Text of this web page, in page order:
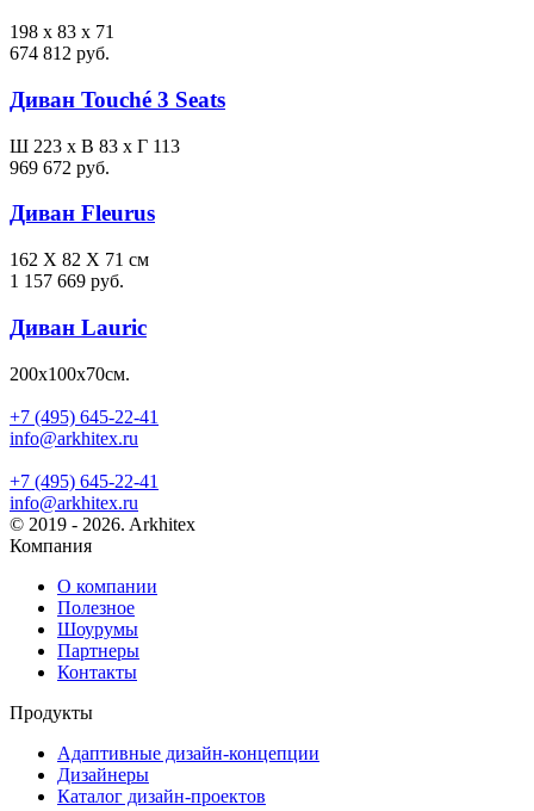
198 x 83 x 71
674 812 руб.
Диван Touché 3 Seats
Ш 223 x В 83 x Г 113
969 672 руб.
Диван Fleurus
162 X 82 X 71 см
1 157 669 руб.
Диван Lauric
200х100х70см.
+7 (495) 645-22-41
info@arkhitex.ru
+7 (495) 645-22-41
info@arkhitex.ru
© 2019 - 2026. Arkhitex
Компания
О компании
Полезное
Шоурумы
Партнеры
Контакты
Продукты
Адаптивные дизайн-концепции
Дизайнеры
Каталог дизайн-проектов